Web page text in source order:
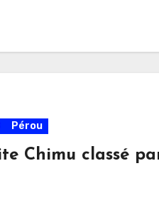
Pérou
Chimu classé